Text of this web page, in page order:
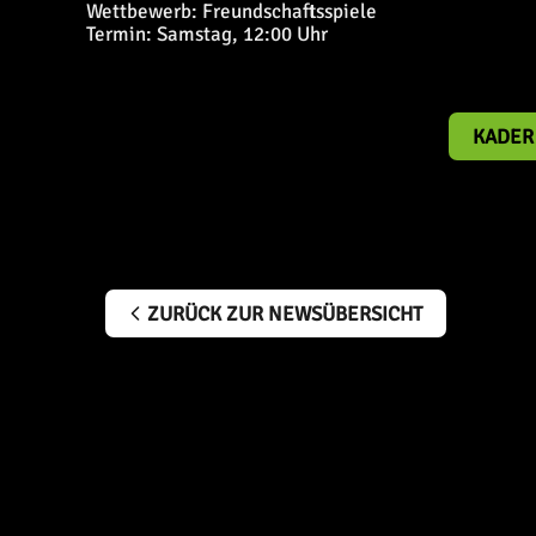
Wettbewerb: Freundschaftsspiele
Termin: Samstag, 12:00 Uhr
ZURÜCK ZUR NEWSÜBERSICHT